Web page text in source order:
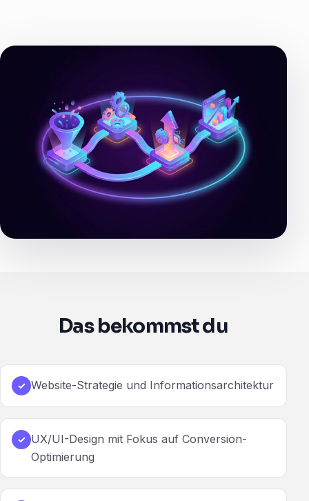
Das bekommst du
✓ Website-Strategie und Informationsarchitektur
✓ UX/UI-Design mit Fokus auf Conversion-
Optimierung